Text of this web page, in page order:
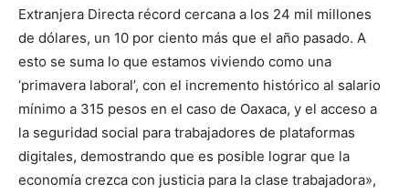
Extranjera Directa récord cercana a los 24 mil millones
de dólares, un 10 por ciento más que el año pasado. A
esto se suma lo que estamos viviendo como una
‘primavera laboral’, con el incremento histórico al salario
mínimo a 315 pesos en el caso de Oaxaca, y el acceso a
la seguridad social para trabajadores de plataformas
digitales, demostrando que es posible lograr que la
economía crezca con justicia para la clase trabajadora»,